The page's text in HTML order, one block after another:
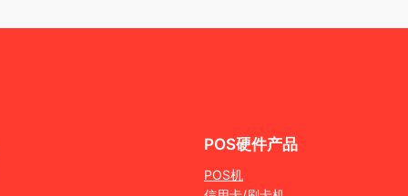
POS硬件产品
POS机